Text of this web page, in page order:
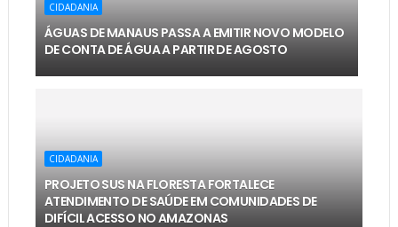
CIDADANIA
ÁGUAS DE MANAUS PASSA A EMITIR NOVO MODELO
DE CONTA DE ÁGUA A PARTIR DE AGOSTO
CIDADANIA
PROJETO SUS NA FLORESTA FORTALECE
ATENDIMENTO DE SAÚDE EM COMUNIDADES DE
DIFÍCIL ACESSO NO AMAZONAS